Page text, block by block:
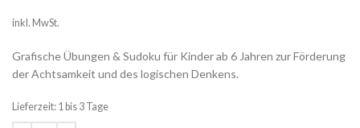
inkl. MwSt.
Grafische Übungen & Sudoku für Kinder ab 6 Jahren zur Förderung
der Achtsamkeit und des logischen Denkens.
Lieferzeit: 1 bis 3 Tage